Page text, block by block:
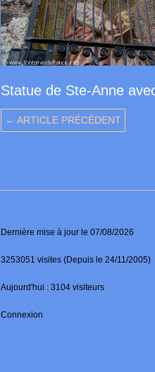
Statue de Ste-Anne
← ARTICLE PRÉCÉDENT
Dernière mise à jour le 07/08/2026
3253051 visites (Depuis le 24/11/2005)
Aujourd'hui : 3104 visiteurs
Connexion